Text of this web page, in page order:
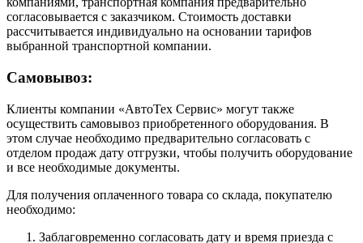
согласовывается с заказчиком. Стоимость доставки
рассчитывается индивидуально на основании тарифов
выбранной транспортной компании.
Самовывоз:
Клиенты компании «АвтоТех Сервис» могут также
осуществить самовывоз приобретенного оборудования. В
этом случае необходимо предварительно согласовать с
отделом продаж дату отгрузки, чтобы получить оборудование
и все необходимые документы.
Для получения оплаченного товара со склада, покупателю
необходимо:
Заблаговременно согласовать дату и время приезда с